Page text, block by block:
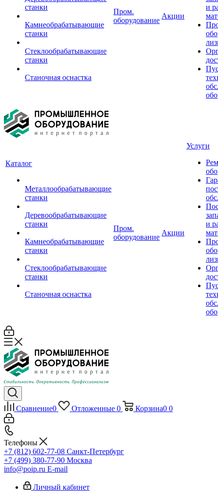
станки
Камнеобрабатывающие
станки
Стеклообрабатывающие
станки
Станочная оснастка
Пром.
оборудование
Акции
и
Каталог
Металлообрабатывающие
станки
Деревообрабатывающие
станки
Камнеобрабатывающие
станки
Стеклообрабатывающие
станки
Станочная оснастка
Пром.
оборудование
Акции
Услуги
и
Сравнение0 Отложенные 0 Корзина0 0
Телефоны
+7 (812) 602-77-08 Санкт-Петербург
+7 (499) 380-77-90 Москва
info@poip.ru E-mail
Личный кабинет